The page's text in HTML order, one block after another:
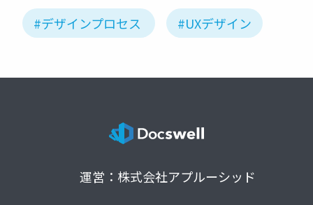
#デザインプロセス #UXデザイン
運営：株式会社アプルーシッド